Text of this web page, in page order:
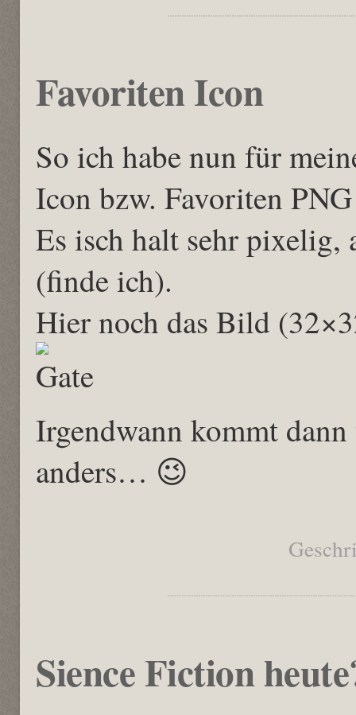
Favoriten Icon
So ich habe nun für
Icon bzw. Favoriten
Es isch halt sehr pixelig,
(finde ich).
Hier noch das Bild
Irgendwann kommt
anders… 😉
Sience Fiction